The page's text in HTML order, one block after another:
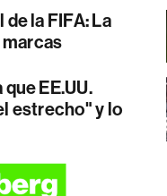
la FIFA: La
EE.UU.
estrecho" y lo